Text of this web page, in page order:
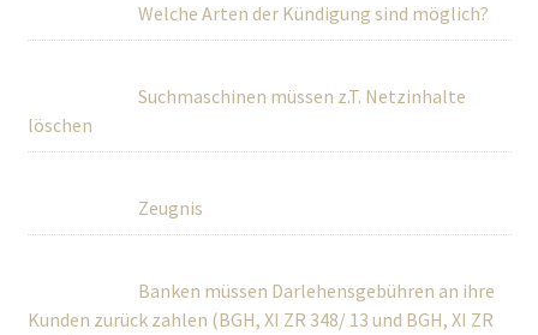
Welche Arten der Kündigung sind möglich?
Suchmaschinen müssen z.T. Netzinhalte
löschen
Zeugnis
Banken müssen Darlehensgebühren an ihre
Kunden zurück zahlen (BGH, XI ZR 348/ 13 und BGH, XI ZR